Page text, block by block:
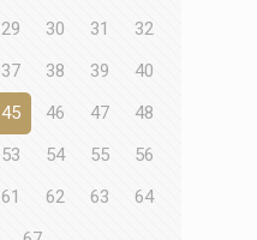
29 30 31
32
37 38 39
40
45 46 47
48
53 54 55
56
61 62 63
64